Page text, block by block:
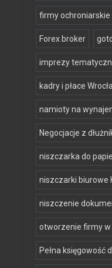
firmy
Forex broker
imprezy
kadry i płace
namioty na
Negocjacje z
niszczarka do
niszczarki biurowe
niszczenie
otworzenie firmy w
Pełna księgowość